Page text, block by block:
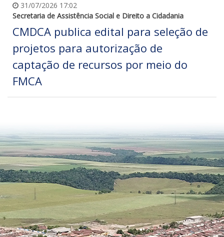
31/07/2026 17:02
Secretaria de Assistência Social e Direito a Cidadania
CMDCA publica edital para seleção de
projetos para autorização de
captação de recursos por meio do
FMCA